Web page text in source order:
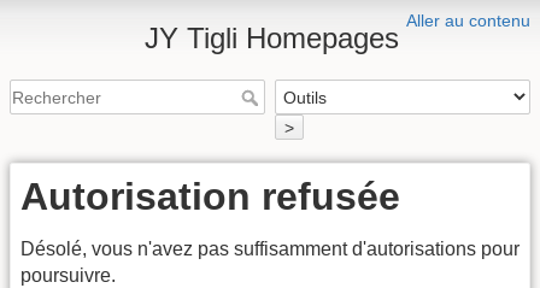
Aller au contenu
JY Tigli Homepages
>
Autorisation refusée
Désolé, vous n'avez pas suffisamment d'autorisations pour
poursuivre.